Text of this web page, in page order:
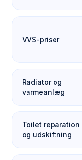
VVS-priser
Radiator og
varmeanlæg
Toilet reparation
og udskiftning